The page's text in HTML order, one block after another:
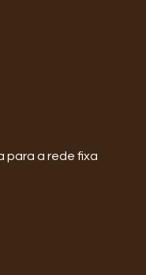
para a rede fixa